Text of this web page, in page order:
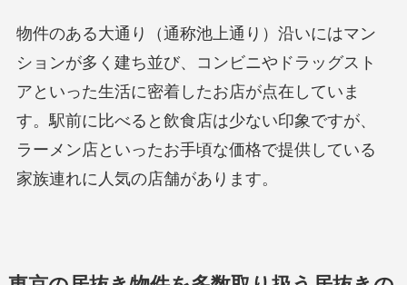
物件のある大通り（通称池上通り）沿いにはマン
ションが多く建ち並び、コンビニやドラッグスト
アといった生活に密着したお店が点在していま
す。駅前に比べると飲食店は少ない印象ですが、
ラーメン店といったお手頃な価格で提供している
家族連れに人気の店舗があります。